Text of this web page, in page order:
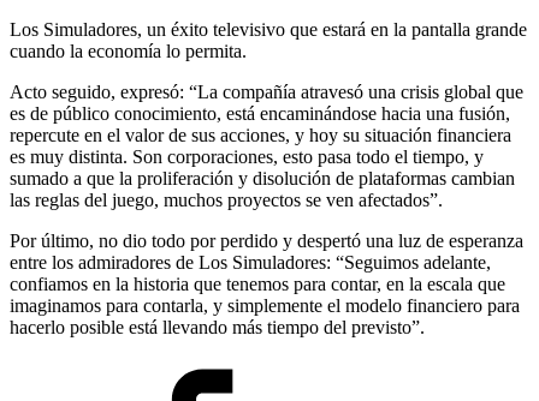
Los Simuladores, un éxito televisivo que estará en la pantalla grande
cuando la economía lo permita.
Acto seguido, expresó: “La compañía atravesó una crisis global que
es de público conocimiento, está encaminándose hacia una fusión,
repercute en el valor de sus acciones, y hoy su situación financiera
es muy distinta. Son corporaciones, esto pasa todo el tiempo, y
sumado a que la proliferación y disolución de plataformas cambian
las reglas del juego, muchos proyectos se ven afectados”.
Por último, no dio todo por perdido y despertó una luz de esperanza
entre los admiradores de Los Simuladores: “Seguimos adelante,
confiamos en la historia que tenemos para contar, en la escala que
imaginamos para contarla, y simplemente el modelo financiero para
hacerlo posible está llevando más tiempo del previsto”.